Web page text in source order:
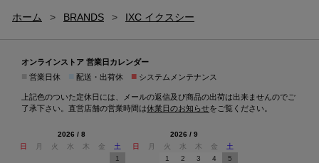
ホーム > BRANDS > IXC イクスシー
オンラインストア 営業日カレンダー
営業日休 配送・出荷休 ■ システムメンテナンス
上記色のついた定休日には、メールの返信及び商品の出荷は出来ませんのでご
了承下さい。直営店舗の営業時間は休業日のお知らせをご覧ください。
2026 / 8
日
月 火 水 木 金
土
1
2026 / 9
日
月 火 水 木 金
土
1
2 3 4
5